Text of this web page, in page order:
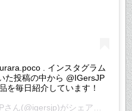
. インスタグラム
た投稿の中から @IGersJP
を毎日紹介しています！
さん(@igersjp)がシェアした投稿 –